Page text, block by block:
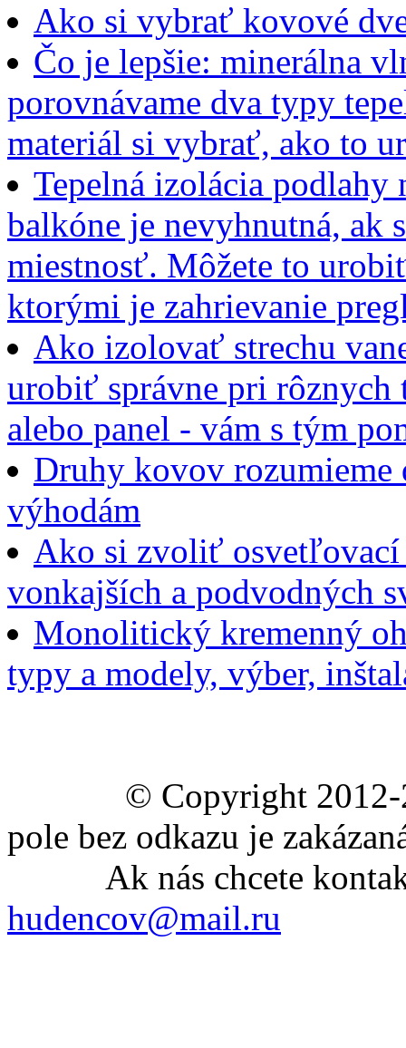
Ako si vybrať kovové
Čo je lepšie: minerálna
porovnávame dva typy
materiál si vybrať, ako to
Tepelná izolácia podlahy
balkóne je nevyhnutná, ak
miestnosť. Môžete to
ktorými je zahrievanie
Ako izolovať strechu
urobiť správne pri rôznych
alebo panel - vám s tým
Druhy kovov rozumieme
výhodám
Ako si zvoliť osvetľovací
vonkajších a podvodných
Monolitický kremenný
typy a modely, výber,
© Copyright 2012-
pole bez odkazu je
Ak nás chcete
hudencov@mail.ru